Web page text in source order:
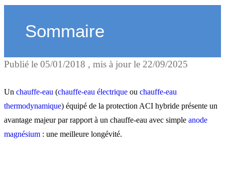
Sommaire
Une protection contre la
corrosion
Une durée de vie
Publié le 05/01/2018 , mis à jour le 22/09/2025
Un chauffe-eau (chauffe-eau électrique ou chauffe-eau
thermodynamique) équipé de la protection ACI hybride présente un
avantage majeur par rapport à un chauffe-eau avec simple anode
magnésium : une meilleure longévité.